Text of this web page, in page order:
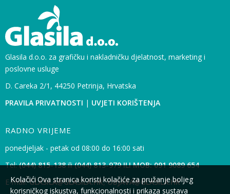
Glasila d.o.o. za grafičku i nakladničku djelatnost, marketing i
poslovne usluge
D. Careka 2/1, 44250 Petrinja, Hrvatska
PRAVILA PRIVATNOSTI | UVJETI KORIŠTENJA
RADNO VRIJEME
ponedjeljak - petak od 08:00 do 16:00 sati
Tel:(044) 815-138ili(044) 813-979 ILI MOB: 091 9089 654
E-mail:GLASILA@GLASILA.HR,OBJAVA@GLASILA.HR
KolačićiOva stranica koristi kolačiće za pružanje boljeg
korisničkog iskustva, funkcionalnosti i prikaza sustava